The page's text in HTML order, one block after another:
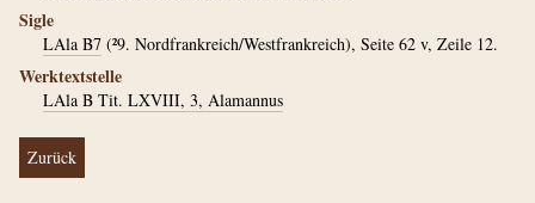
Sigle
LAla B7 (²9. Nordfrankreich/Westfrankreich), Seite 62 v, Zeile 12.
Werktextstelle
LAla B Tit. LXVIII, 3, Alamannus
Zurück